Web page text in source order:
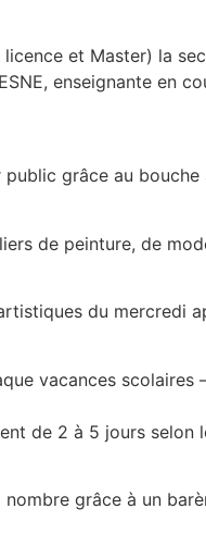
et Master) la
enseignante en
grâce au
de peinture, de
du mercredi
vacances
de 2 à 5 jours
grâce à un